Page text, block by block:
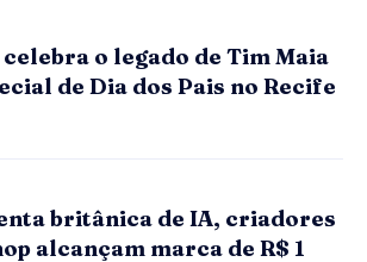
o legado de Tim Maia
de Dia dos Pais no Recife
britânica de IA, criadores
alcançam marca de R$ 1